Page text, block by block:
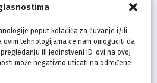
poput kolačića za čuvanje i/ili
tehnologijama će nam omogućiti da
ili jedinstveni ID-ovi na ovoj
može negativno uticati na određene